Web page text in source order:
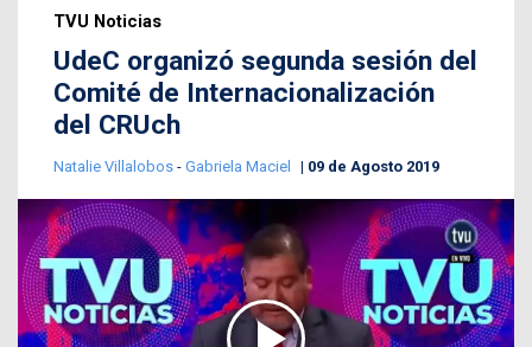
TVU Noticias
UdeC organizó segunda sesión del
Comité de Internacionalización
del CRUch
Natalie Villalobos - Gabriela Maciel 09 de Agosto 2019